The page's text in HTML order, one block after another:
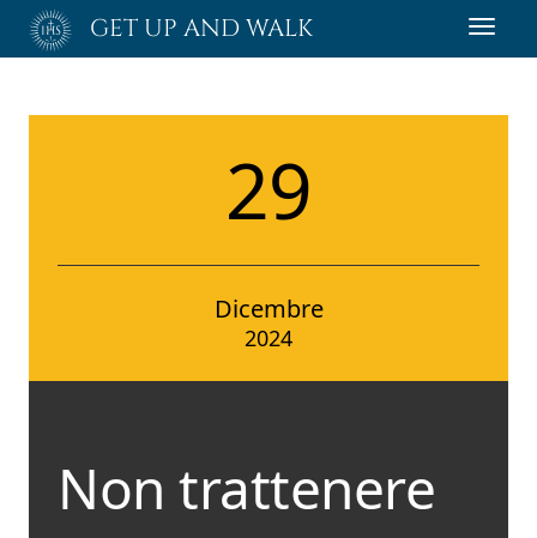
Passa
GET UP AND WALK
29
Dicembre
2024
Non trattenere